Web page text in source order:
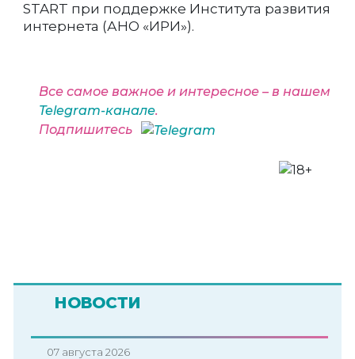
START при поддержке Института развития
интернета (АНО «ИРИ»).
Все самое важное и интересное – в нашем
Telegram-канале.
Подпишитесь
НОВОСТИ
07 августа 2026